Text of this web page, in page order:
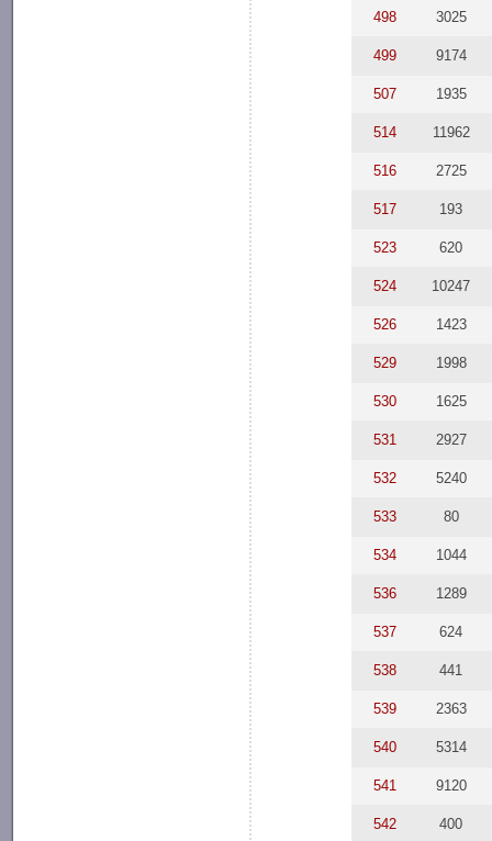
498 3025
499 9174
507 1935
514 11962
516 2725
517 193
523 620
524 10247
526 1423
529 1998
530 1625
531 2927
532 5240
533 80
534 1044
536 1289
537 624
538 441
539 2363
540 5314
541 9120
542 400